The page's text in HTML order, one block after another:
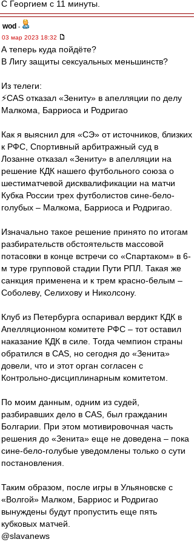
С Георгием с 11 минуты.
wod -
03 мар 2023 18:32
А теперь куда пойдёте?
В Лигу защиты сексуальных меньшинств?
Из телеги:
⚡️СAS отказал «Зениту» в апелляции по делу
Малкома, Барриоса и Родригао
Как я выяснил для «СЭ» от источников, близких
к РФС, Спортивный арбитражный суд в
Лозанне отказал «Зениту» в апелляции на
решение КДК нашего футбольного союза о
шестиматчевой дисквалификации на матчи
Кубка России трех футболистов сине-бело-
голубых – Малкома, Барриоса и Родригао.
Изначально такое решение принято по итогам
разбирательств обстоятельств массовой
потасовки в конце встречи со «Спартаком» в 6-
м туре групповой стадии Пути РПЛ. Такая же
санкция применена и к трем красно-белым –
Соболеву, Селихову и Николсону.
Клуб из Петербурга оспаривал вердикт КДК в
Апелляционном комитете РФС – тот оставил
наказание КДК в силе. Тогда чемпион страны
обратился в СAS, но сегодня до «Зенита»
довели, что и этот орган согласен с
Контрольно-дисциплинарным комитетом.
По моим данным, одним из судей,
разбиравших дело в СAS, был гражданин
Болгарии. При этом мотивировочная часть
решения до «Зенита» еще не доведена – пока
сине-бело-голубые уведомлены только о сути
постановления.
Таким образом, после игры в Ульяновске с
«Волгой» Малком, Барриос и Родригао
вынуждены будут пропустить еще пять
кубковых матчей.
@slavanews